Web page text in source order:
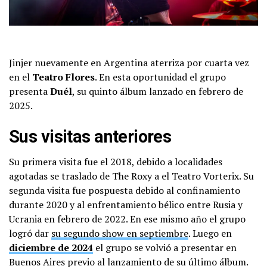
Jinjer nuevamente en Argentina aterriza por cuarta vez
en el Teatro Flores. En esta oportunidad el grupo
presentaDuél, su quinto álbum lanzado en febrero de
2025.
Sus visitas anteriores
Su primera visita fue el 2018, debido a localidades
agotadas se traslado de The Roxy a el Teatro Vorterix. Su
segunda visita fue pospuesta debido al confinamiento
durante 2020 y al enfrentamiento bélico entre Rusia y
Ucrania en febrero de 2022. En ese mismo año el grupo
logró dar su segundo show en septiembre. Luego en
diciembre de 2024 el grupo se volvió a presentar en
Buenos Aires previo al lanzamiento de su último álbum.